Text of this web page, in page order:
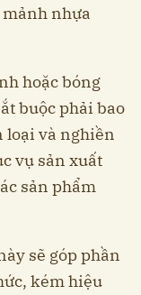
nhựa
hoặc bóng
buộc phải bao
loại và nghiền
vụ sản xuất
sản phẩm
sẽ góp phần
kém hiệu